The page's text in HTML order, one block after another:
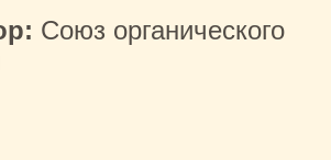
Союз органического